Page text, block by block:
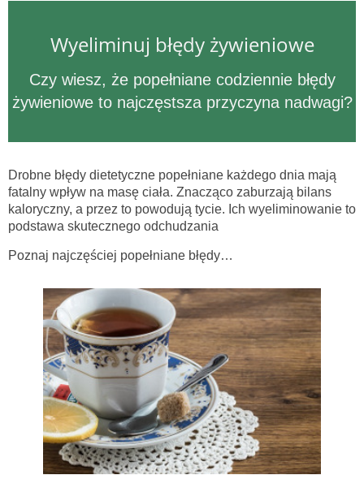
Wyeliminuj błędy żywieniowe
Czy wiesz, że popełniane codziennie błędy
żywieniowe to najczęstsza przyczyna nadwagi?
Drobne błędy dietetyczne popełniane każdego dnia mają
fatalny wpływ na masę ciała. Znacząco zaburzają bilans
kaloryczny, a przez to powodują tycie. Ich wyeliminowanie to
podstawa skutecznego odchudzania
Poznaj najczęściej popełniane błędy…